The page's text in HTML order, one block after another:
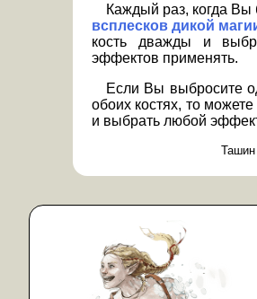
Каждый раз, когда Вы
всплесков дикой
кость дважды и
эффектов применять.
Если Вы выбросите
обоих костях, то
и выбрать любой
Ташин